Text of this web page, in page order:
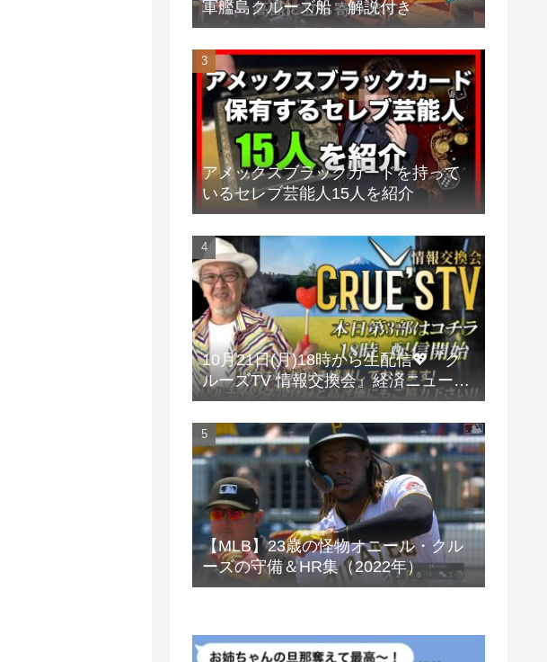
軍艦島クルーズ船 解説付き
アメックスブラックカードを持って
いるセレブ芸能人15人を紹介
10月21日(月)18時から生配信💖『ク
ルーズTV 情報交換会』経済ニュース
投資 株式市場 新NISA 投資信託 仮想
通貨 ビットコイン 不動産投資 為替
ベトナムドン イラクディナール
【MLB】23歳の怪物オニール・クル
ーズの守備＆HR集（2022年）